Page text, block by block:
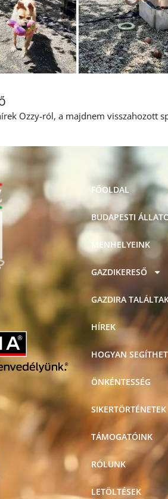
FŐOLDAL
BUDAPESTI
MENHELYEINK
GAZDIKERESŐ
GAZDIRA
HÍREK
HOGYAN
ÖNKÉNTESSÉG
SIKERTÖRTÉNETEK
TÁMOGATÓINK
RÓLUNK
LETÖLTÉSEK